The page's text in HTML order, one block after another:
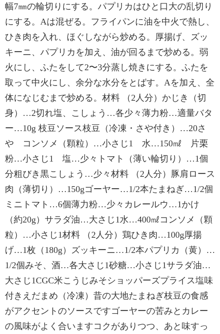
幅7㎜の輪切りにする。パプリカはひと口大の乱切り
にする。Aは混ぜる。フライパンに油を中火で熱し、
ひき肉を入れ、ほぐしながら炒める。厚揚げ、ズッ
キーニ、パプリカを加え、油が回るまで炒める。弱
火にし、ふたをして2〜3分蒸し焼きにする。ふたを
取って中火にし、余分な水分をとばす。Aを加え、全
体になじむまで炒める。材料 （2人分）かじき（切
身）…2切れ塩、こしょう…各少々薄力粉…適量バタ
ー…10g 枝豆ソース枝豆（冷凍・さや付き）…20さ
や コンソメ（顆粒）…小さじ1 水…150㎖ 片栗
粉…小さじ1 塩…少々トマト（薄い輪切り）…1個
分粗びき黒こしょう…少々材料 （2人分）豚肩ロース
肉（薄切り）…150gゴーヤー…1/2本たまねぎ…1/2個
ミニトマト…6個薄力粉…少々カレールウ…1かけ
（約20g）サラダ油…大さじ1水…400㎖コンソメ（顆
粒）…小さじ1材料 （2人分）鶏ひき肉…100g厚揚
げ…1枚（180g）ズッキーニ…1/2本パプリカ（黄）…
1/2個みそ、酒…各大さじ1砂糖…小さじ1サラダ油…
大さじ1CGC米こうじみそショッパーズプライス塩味
付きえだまめ（冷凍）昔の大地たまねぎ枝豆の食感
がアクセントのソースですゴーヤーの苦みとカレー
の風味がよく合いますコクがありつつ、あと味すっ